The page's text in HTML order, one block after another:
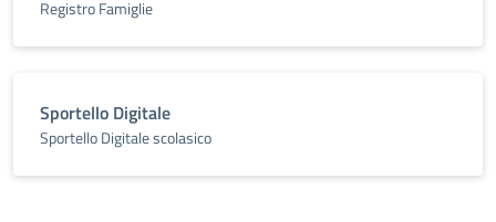
Registro Famiglie
Sportello Digitale
Sportello Digitale scolasico